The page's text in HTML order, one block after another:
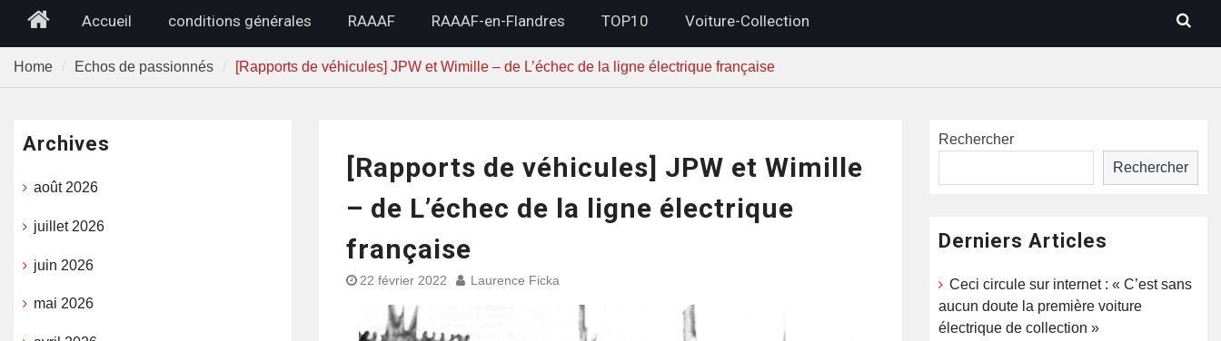
HomeAccueil conditions générales RAAAF RAAAF-en-Flandres TOP10 Voiture-Collection
Home Echos de passionnés [Rapports de véhicules] JPW et Wimille – de L’échec de la ligne électrique française
[Rapports de véhicules] JPW et Wimille
– de L’échec de la ligne électrique
française
22 février 2022 Laurence Ficka
Rechercher
Rechercher
Derniers Articles
Ceci circule sur internet : « C’est sans
aucun doute la première voiture
électrique de collection »
Archives
août 2026
juillet 2026
juin 2026
mai 2026